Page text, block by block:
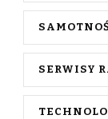
SERWISY